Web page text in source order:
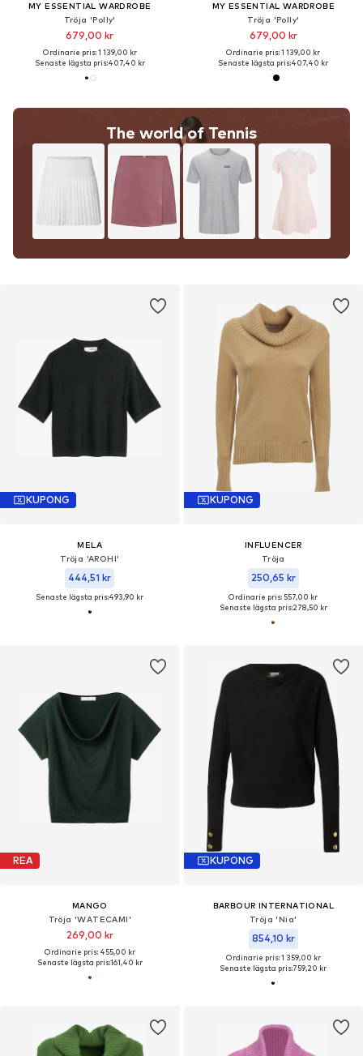
MY ESSENTIAL WARDROBE
Tröja 'Polly'
679,00 kr
Ordinarie pris: 1 139,00 kr
Senaste lägsta pris:407,40 kr
The world of Tennis
MY ESSENTIAL WARDROBE
Tröja 'Polly'
679,00 kr
Ordinarie pris: 1 139,00 kr
Senaste lägsta pris:407,40 kr
KUPONG
MELA
Tröja 'AROHI'
444,51 kr
Senaste lägsta pris:493,90 kr
KUPONG
INFLUENCER
Tröja
250,65 kr
Ordinarie pris: 557,00 kr
Senaste lägsta pris:278,50 kr
REA
MANGO
Tröja 'WATECAMI'
269,00 kr
Ordinarie pris: 455,00 kr
Senaste lägsta pris:161,40 kr
KUPONG
BARBOUR INTERNATIONAL
Tröja 'Nia'
854,10 kr
Ordinarie pris: 1 359,00 kr
Senaste lägsta pris:759,20 kr